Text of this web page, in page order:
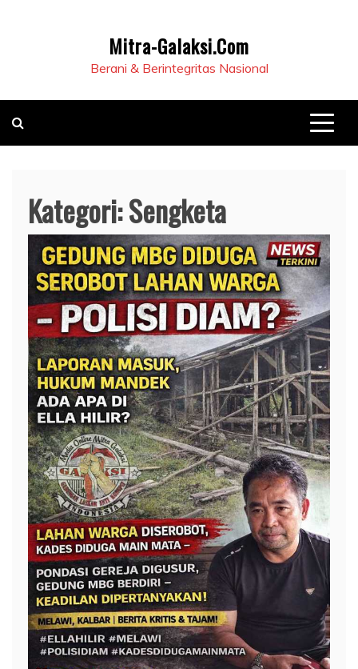
Mitra-Galaksi.Com
Berani & Berintegritas Nasional
Kategori:Sengketa